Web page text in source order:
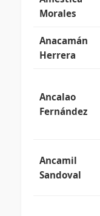
Morales
Anacamán
Herrera
Ancalao
Fernández
Ancamil
Sandoval